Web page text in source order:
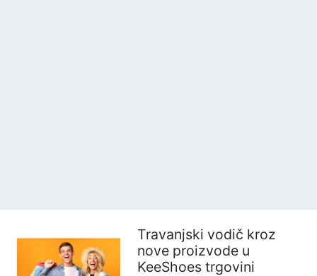
Travanjski vodič kroz
nove proizvode u
KeeShoes trgovini